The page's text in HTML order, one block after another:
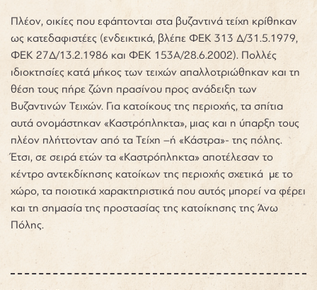
Πλέον, οικίες που εφάπτονται στα βυζαντινά τείχη κρίθηκαν
ως κατεδαφιστέες (ενδεικτικά, βλέπε ΦΕΚ 313 Δ/31.5.1979,
ΦΕΚ 27Δ/13.2.1986 και ΦΕΚ 153Α/28.6.2002). Πολλές
ιδιοκτησίες κατά μήκος των τειχών απαλλοτριώθηκαν και τη
θέση τους πήρε ζώνη πρασίνου προς ανάδειξη των
Βυζαντινών Τειχών. Για κατοίκους της περιοχής, τα σπίτια
αυτά ονομάστηκαν «Καστρόπληκτα», μιας και η ύπαρξη τους
πλέον πλήττονταν από τα Τείχη –ή «Κάστρα»- της πόλης.
Έτσι, σε σειρά ετών τα «Καστρόπληκτα» αποτέλεσαν το
κέντρο αντεκδίκησης κατοίκων της περιοχής σχετικά με το
χώρο, τα ποιοτικά χαρακτηριστικά που αυτός μπορεί να φέρει
και τη σημασία της προστασίας της κατοίκησης της Άνω
Πόλης.